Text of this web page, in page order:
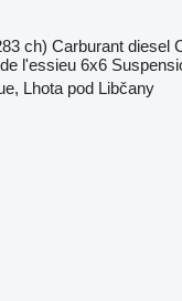
ch) Carburant diesel
l'essieu 6x6
Lhota pod Libčany